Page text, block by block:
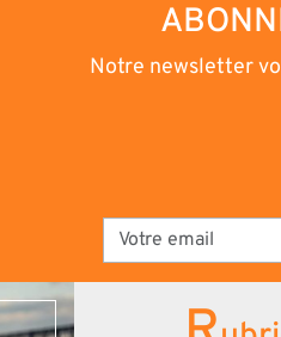
Notre newsletter